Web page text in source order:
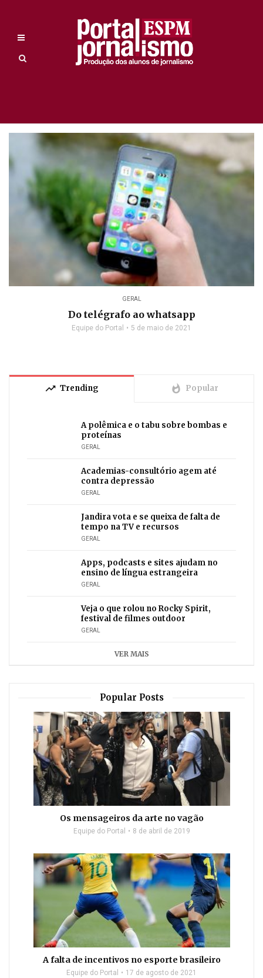
GERAL
Do telégrafo ao whatsapp
Equipe do Portal 5 de maio de 2021
trending_up Trending whatshot Popular
A polêmica e o tabu sobre bombas e
proteínas
GERAL
Academias-consultório agem até
contra depressão
GERAL
Jandira vota e se queixa de falta de
tempo na TV e recursos
GERAL
Apps, podcasts e sites ajudam no
ensino de língua estrangeira
GERAL
Veja o que rolou no Rocky Spirit,
festival de filmes outdoor
GERAL
VER MAIS
Popular Posts
Os mensageiros da arte no vagão
Equipe do Portal 8 de abril de 2019
A falta de incentivos no esporte brasileiro
Equipe do Portal 17 de agosto de 2021